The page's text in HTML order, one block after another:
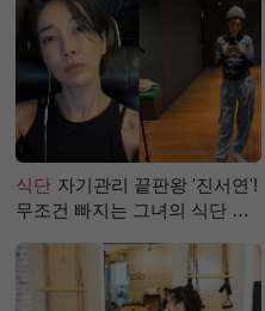
식단 자기관리 끝판왕 '진서연'!
무조건 빠지는 그녀의 식단 정